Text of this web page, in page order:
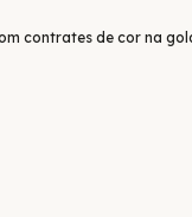
contrates de cor na